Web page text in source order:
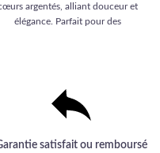
argentés, alliant douceur et
élégance. Parfait pour des
satisfait ou remboursé